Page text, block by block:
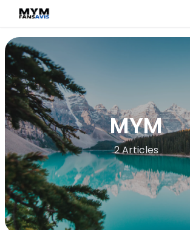
MYM
2 Articles